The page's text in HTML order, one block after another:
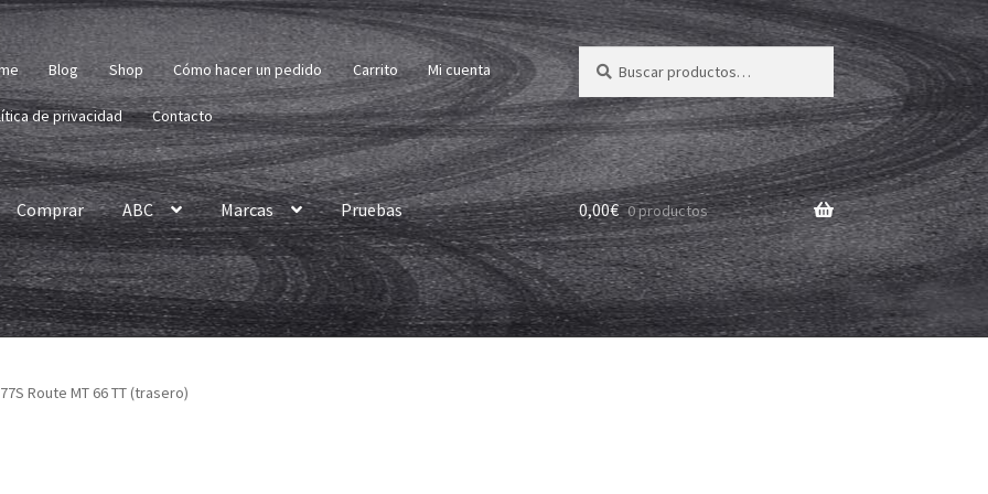
Blog Shop Cómo hacer un pedido Carrito Mi cuenta
de privacidad Contacto
Buscar
por:
Buscar
Comprar ABC Marcas Pruebas 0,00€ 0 productos
Route MT 66 TT (trasero)